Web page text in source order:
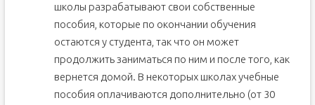
школы разрабатывают свои собственные
пособия, которые по окончании обучения
остаются у студента, так что он может
продолжить заниматься по ним и после того, как
вернется домой. В некоторых школах учебные
пособия оплачиваются дополнительно (от 30